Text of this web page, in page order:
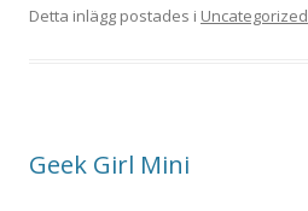
Detta inlägg postades i Uncategorized
Geek Girl Mini